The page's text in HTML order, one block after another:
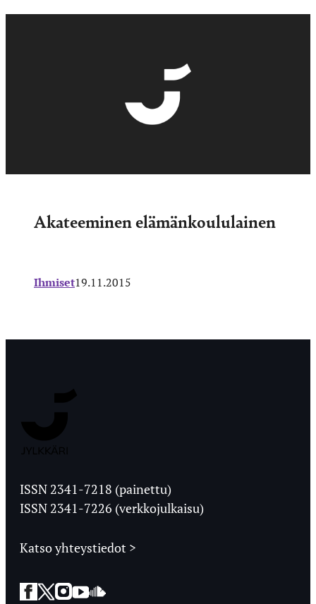
Akateeminen elämänkoululainen
Ihmiset19.11.2015
Ylioppilaslehti
ISSN 2341-7218 (painettu)
ISSN 2341-7226 (verkkojulkaisu)
Katso yhteystiedot >
Facebook
Twitter
Instagram
YouTube
SoundCloud